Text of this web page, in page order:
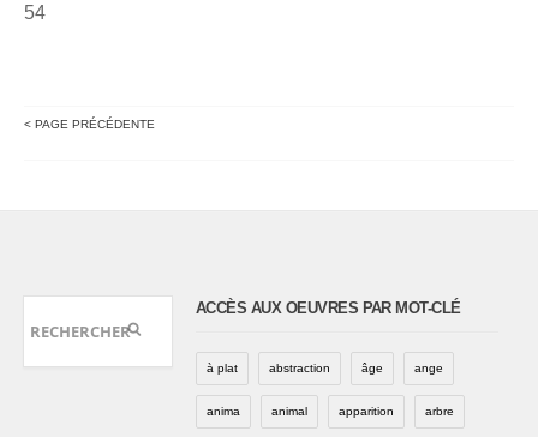
54
< PAGE PRÉCÉDENTE
ACCÈS AUX OEUVRES PAR MOT-CLÉ
à plat abstraction âge ange
anima animal apparition arbre